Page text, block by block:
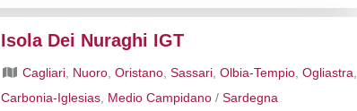
Isola Dei Nuraghi IGT
Cagliari Nuoro ,Oristano ,Sassari ,Olbia-Tempio ,Ogliastra
Carbonia-Iglesias Medio Campidano /Sardegna